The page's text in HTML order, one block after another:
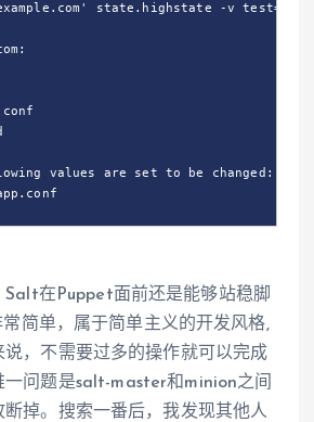
state.highstate -v test=True
values are set to be changed:
Salt在Puppet面前还是能够站稳脚
简单，属于简单主义的开发风格,
，不需要过多的操作就可以完成
问题是salt-master和minion之间
断掉。搜索一番后，我发现其他人